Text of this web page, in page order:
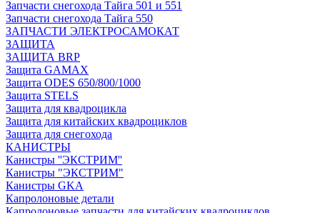
Запчасти снегохода Тайга 501 и 551
Запчасти снегохода Тайга 550
ЗАПЧАСТИ ЭЛЕКТРОСАМОКАТ
ЗАЩИТА
ЗАЩИТА BRP
Защита GAMAX
Защита ODES 650/800/1000
Защита STELS
Защита для квадроцикла
Защита для китайских квадроциклов
Защита для снегохода
КАНИСТРЫ
Канистры ''ЭКСТРИМ''
Канистры "ЭКСТРИМ"
Канистры GKA
Капролоновые детали